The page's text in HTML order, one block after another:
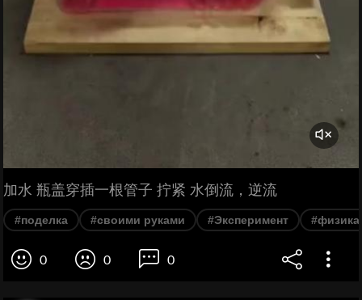
加水 瓶盖穿插一根管子 拧紧 水倒流，逆流
#поделка #своими руками #Эксперимент #физика
0 0 0